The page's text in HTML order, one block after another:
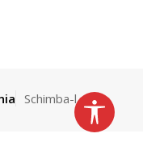
Schimba-l